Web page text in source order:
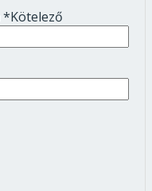
*Kötelező